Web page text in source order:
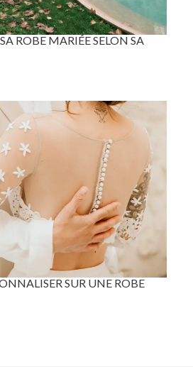
ROBE MARIÉE SELON SA
SUR UNE ROBE